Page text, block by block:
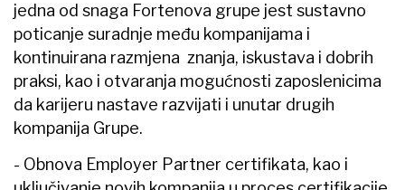
jedna od snaga Fortenova grupe jest sustavno
poticanje suradnje među kompanijama i
kontinuirana razmjena znanja, iskustava i dobrih
praksi, kao i otvaranja mogućnosti zaposlenicima
da karijeru nastave razvijati i unutar drugih
kompanija Grupe.
- Obnova Employer Partner certifikata, kao i